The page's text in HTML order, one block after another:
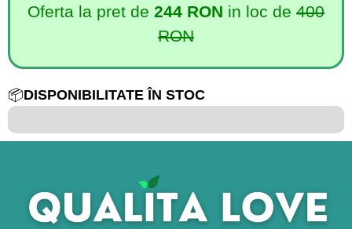
Oferta la pret de 244 RON in loc de 400
RON
📦DISPONIBILITATE ÎN STOC